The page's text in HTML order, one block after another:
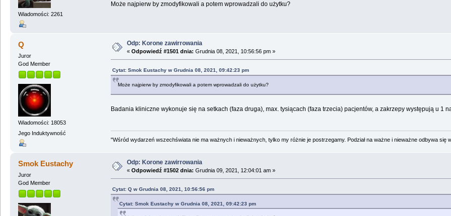
Wiadomości: 2261
Może najpierw by zmodyfikowali a potem wprowadzali do użytku?
Q
Juror
God Member
Wiadomości: 18053
Jego Induktywność
Odp: Korone zawirrowania
« Odpowiedź #1501 dnia: Grudnia 08, 2021, 10:56:56 pm »
Cytat: Smok Eustachy w Grudnia 08, 2021, 09:42:23 pm
Może najpierw by zmodyfikowali a potem wprowadzali do użytku?
Badania kliniczne wykonuje się na setkach (faza druga), max. tysiącach (faza trzecia) pacjentów, a zakrzepy występują u 1
"Wśród wydarzeń wszechświata nie ma ważnych i nieważnych, tylko my różnie je postrzegamy. Podział na ważne i nieważne odbywa się
Smok Eustachy
Juror
God Member
Odp: Korone zawirrowania
« Odpowiedź #1502 dnia: Grudnia 09, 2021, 12:04:01 am »
Cytat: Q w Grudnia 08, 2021, 10:56:56 pm
Cytat: Smok Eustachy w Grudnia 08, 2021, 09:42:23 pm